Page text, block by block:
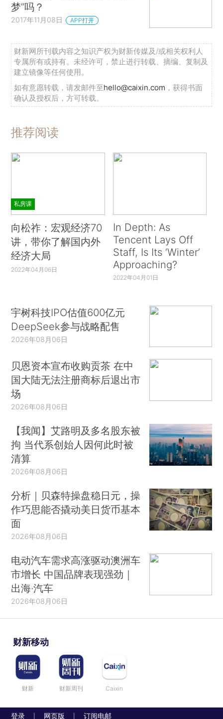
梦”吗？
2017年11月08日 APP打开
财新网所刊载内容之知识产权为财新传媒及/或相关权利人
专属所有或持有。未经许可，禁止进行转载、摘编、复制及
建立镜像等任何使用。
如有意愿转载，请发邮件至hello@caixin.com ，获得书面
确认及授权后，方可转载。
推荐阅读
私房课
向松祚：宏观经济70
讲，带你了解国内外
经济大局
2022年04月06日
In Depth: As
Tencent Lays Off
Staff, Is Its ‘Winter’
Approaching?
2022年04月01日
宇树科技IPO估值600亿元
DeepSeek参与战略配售
2026年08月06日
贝恩资本宣布收购贡茶 在中
国大陆无法注册商标后退出市
场
2026年08月06日
【我闻】艾路明及多名股东被
拘 当代系创始人因何此时被
清算
2026年08月06日
分析｜贝森特操盘稳日元，操
作巧思能否撬动美日货币基本
面
2026年08月06日
电动汽车需求高涨驱动澳洲车
市增长 中国品牌表现强劲｜
出海·汽车
2026年08月06日
财新移动
财新 财新周刊 Caixin
登录 网页版 订阅电邮